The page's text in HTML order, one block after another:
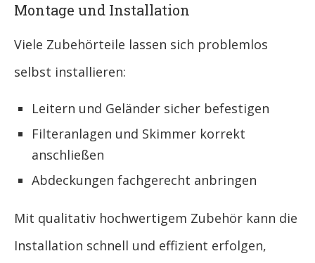
Montage und Installation
Viele Zubehörteile lassen sich problemlos
selbst installieren:
Leitern und Geländer sicher befestigen
Filteranlagen und Skimmer korrekt
anschließen
Abdeckungen fachgerecht anbringen
Mit qualitativ hochwertigem Zubehör kann die
Installation schnell und effizient erfolgen,